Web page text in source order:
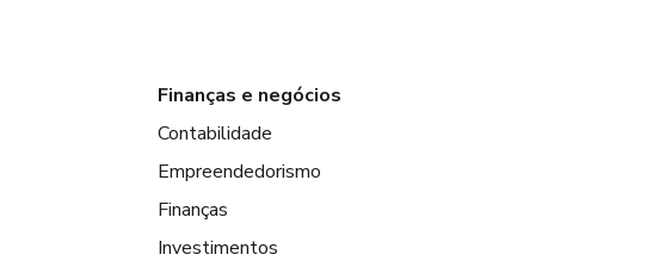
Finanças e negócios
Contabilidade
Empreendedorismo
Finanças
Investimentos